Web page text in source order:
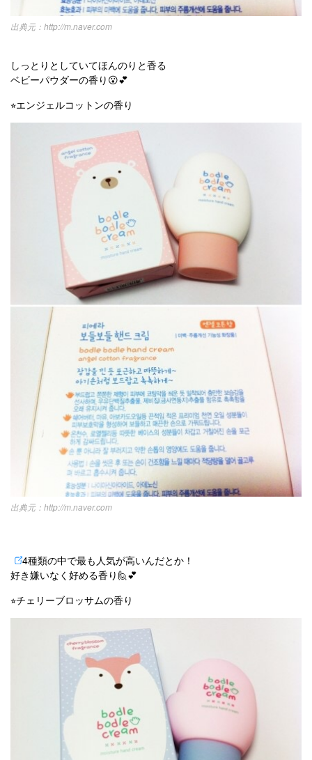
http://m.naver.com
しっとりとしていてほんのりと香る
ベビーパウダーの香り😮💕
⭐︎エンジェルコットンの香り
http://m.naver.com
4種類の中で最も人気が高いんだとか！
好き嫌いなく好める香り🙋💕
⭐︎チェリーブロッサムの香り